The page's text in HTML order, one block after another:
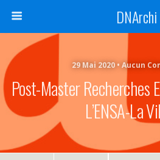
DNArchi
29 Mai 2020 • Aucun
Post-Master Recherches
L’ENSA-La